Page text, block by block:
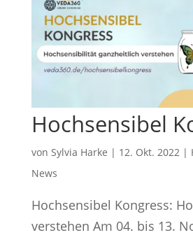
Hochsensibel
von Sylvia Harke | 12. Okt. 2022|
News
Hochsensibel Kongress:
verstehen Am 04. bis 13.